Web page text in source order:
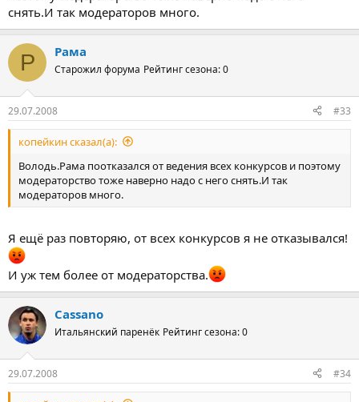
снять.И так модераторов много.
Р Рама
Старожил форума Рейтинг сезона: 0
29.07.2008 #33
копейкин сказал(а):
Володь.Рама поотказался от ведения всех конкурсов и поэтому
модераторство тоже наверно надо с него снять.И так
модераторов много.
Я ещё раз повторяю, от всех конкурсов я не отказывался!
И уж тем более от модераторства.
Cassano
Итальянский паренёк Рейтинг сезона: 0
29.07.2008 #34